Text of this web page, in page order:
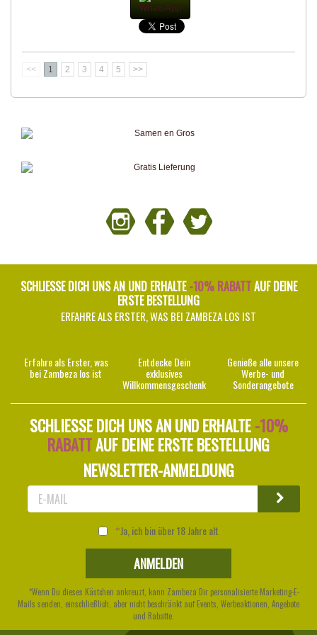
WhatsApp
<< 1 2 3 4 5 >>
SCHLIESSE DICH UNS AN UND ERHALTE -10% RABATTAUF DEINE
ERSTE BESTELLUNG
ERFAHRE ALS ERSTER, WAS BEI ZAMBEZA LOS IST
Erfahre als Erster, was
bei Zambeza los ist
Entdecke Dein
exklusives
Willkommensgeschenk
Genieße alle unsere
Werbe- und
Sonderangebote
SCHLIESSE DICH UNS AN UND ERHALTE -10%
RABATTAUF DEINE ERSTE BESTELLUNG
NEWSLETTER-ANMELDUNG
Ja, ich bin über 18 Jahre alt
*Wenn Du dieses Kästchen ankreuzt, kann Zambeza Dir personalisierte Marketing-E-
Mails senden, einschließlich, aber nicht beschränkt auf Events, Werbeaktionen, Angebote
und Rabatte.